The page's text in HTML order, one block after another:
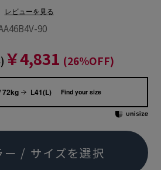
レビューを見る
90
￥4,831 (26%OFF)
72kg L41(L) Find your size
ー / サイズを選択